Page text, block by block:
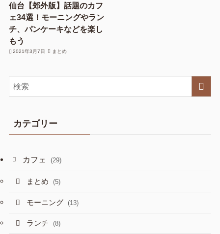
仙台【郊外版】話題のカフ
ェ34選！モーニングやラン
チ、パンケーキなどを楽し
もう
2021年3月7日 まとめ
カテゴリー
カフェ (29)
まとめ (5)
モーニング (13)
ランチ (8)